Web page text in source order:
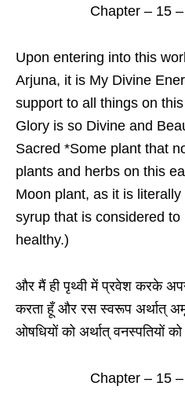
Chapter – 15
Upon entering into this
Arjuna, it is My Divine
support to all things on
Glory is so Divine and
Sacred *Some plant that
plants and herbs on this
Moon plant, as it is
syrup that is considered
healthy.)
और मैं ही पृथ्वी में प्रवेश करके
करता हूँ और रस स्वरूप अर्थात्
ओषधियों को अर्थात् वनस्पतियों
Chapter – 15